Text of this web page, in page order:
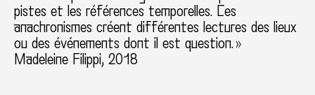
pistes et les références temporelles. Ces
anachronismes créent différentes lectures des lieux
ou des événements dont il est question. »
Madeleine Filippi, 2018